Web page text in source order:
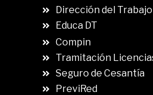
Dirección del Trabajo
Educa DT
Compin
Tramitación
Seguro de Cesantía
PreviRed